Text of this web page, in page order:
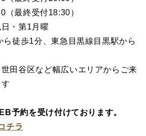
（最終受付18:30）
日・第1月曜
ら徒歩1分、東急目黒線目黒駅から
田谷区など幅広いエリアからご来
予約を受け付けております。
チラ